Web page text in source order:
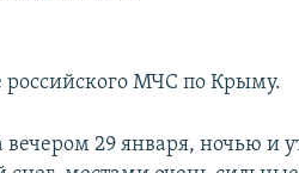
российского МЧС по Крыму.
29 января, ночью и